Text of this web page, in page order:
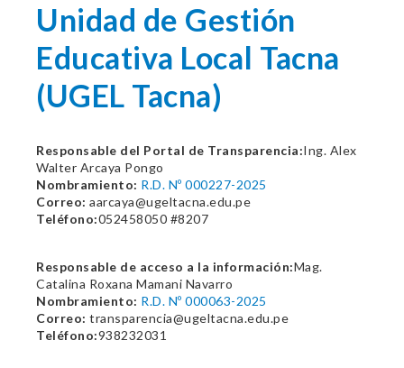
Unidad de Gestión
Educativa Local Tacna
(UGEL Tacna)
Responsable del Portal de Transparencia:Ing. Alex
Walter Arcaya Pongo
Nombramiento: R.D. Nº 000227-2025
Correo: aarcaya@ugeltacna.edu.pe
Teléfono:052458050 #8207
Responsable de acceso a la información:Mag.
Catalina Roxana Mamani Navarro
Nombramiento: R.D. Nº 000063-2025
Correo: transparencia@ugeltacna.edu.pe
Teléfono:938232031